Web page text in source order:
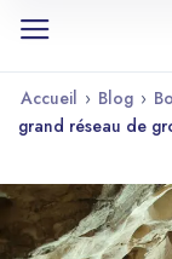
Accueil › Blog ›
grand réseau de